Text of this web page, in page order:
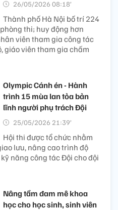
26/05/2026 08:18’
Thành phố Hà Nội bố trí 224
thi; huy động hơn
viên tham gia công tác
giáo viên tham gia chấm
Olympic Cánh én - Hành
trình 15 mùa lan tỏa bản
lĩnh người phụ trách Đội
25/05/2026 21:39’
Hội thi được tổ chức nhằm
lưu, nâng cao trình độ
năng công tác Đội cho đội
Nâng tầm đam mê khoa
học cho học sinh, sinh viên